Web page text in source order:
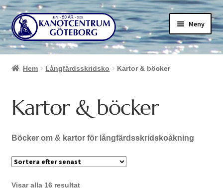
Hoppa
till
navigering
Hoppa
till
innehåll
Meny
Hem Långfärdsskridsko Kartor & böcker
Kartor & böcker
Böcker om & kartor för långfärdsskridskoåkning
Visar alla 16 resultatSortera